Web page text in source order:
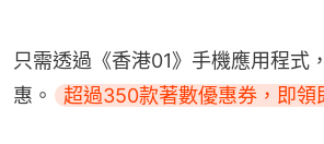
只需透過《香港01》手機應用程式
惠。
超過350款著數優惠券，即領